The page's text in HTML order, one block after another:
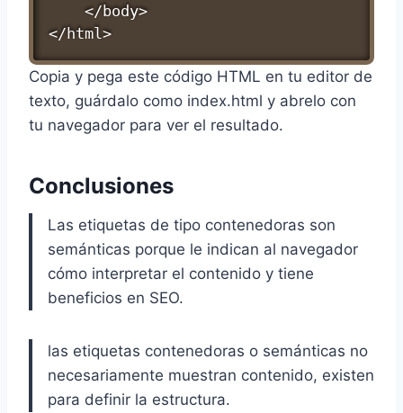
    </body>
</html>
Copia y pega este código HTML en tu editor de
texto, guárdalo como index.html y abrelo con
tu navegador para ver el resultado.
Conclusiones
Las etiquetas de tipo contenedoras son
semánticas porque le indican al navegador
cómo interpretar el contenido y tiene
beneficios en SEO.
las etiquetas contenedoras o semánticas no
necesariamente muestran contenido, existen
para definir la estructura.